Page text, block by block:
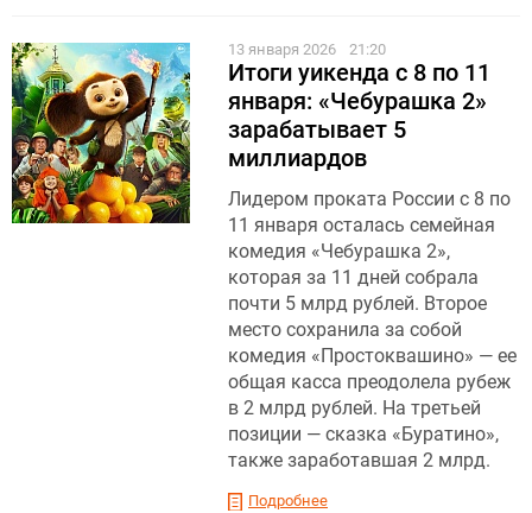
13 января 2026 21:20
Итоги уикенда с 8 по 11
января: «Чебурашка 2»
зарабатывает 5
миллиардов
Лидером проката России с 8 по
11 января осталась семейная
комедия «Чебурашка 2»,
которая за 11 дней собрала
почти 5 млрд рублей. Второе
место сохранила за собой
комедия «Простоквашино» — ее
общая касса преодолела рубеж
в 2 млрд рублей. На третьей
позиции — сказка «Буратино»,
также заработавшая 2 млрд.
Подробнее